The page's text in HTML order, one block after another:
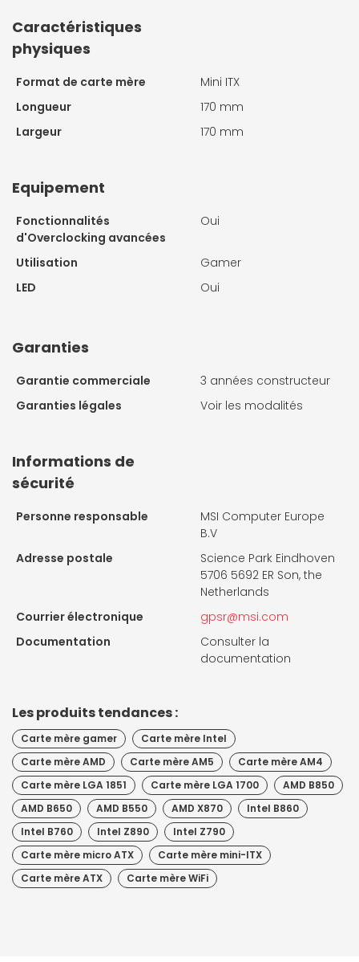
Caractéristiques
physiques
Format de carte mère
Mini ITX
Longueur
170 mm
Largeur
170 mm
Equipement
Fonctionnalités
d'Overclocking avancées
Oui
Utilisation
Gamer
LED
Oui
Garanties
Garantie commerciale
3 années constructeur
Garanties légales
Voir les modalités
Informations de
sécurité
Personne responsable
MSI Computer Europe
B.V
Adresse postale
Science Park Eindhoven
5706 5692 ER Son, the
Netherlands
Courrier électronique
gpsr@msi.com
Documentation
Consulter la
documentation
Les produits tendances :
Carte mère gamer
Carte mère Intel
Carte mère AMD
Carte mère AM5
Carte mère AM4
Carte mère LGA 1851
Carte mère LGA 1700
AMD B850
AMD B650
AMD B550 AMD X870
Intel B860
Intel B760
Intel Z890
Intel Z790
Carte mère micro ATX
Carte mère mini-ITX
Carte mère ATX
Carte mère WiFi